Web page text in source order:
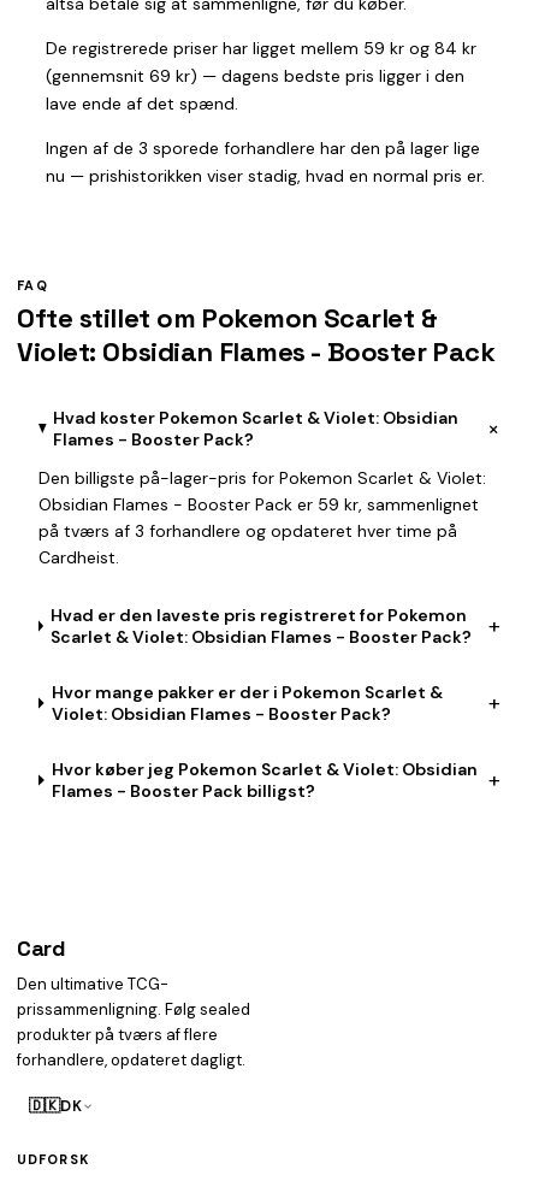
De registrerede priser har ligget mellem 59 kr og 84 kr
(gennemsnit 69 kr) — dagens bedste pris ligger i den
lave ende af det spænd.
Ingen af de 3 sporede forhandlere har den på lager lige
nu — prishistorikken viser stadig, hvad en normal pris er.
FAQ
Ofte stillet om Pokemon Scarlet &
Violet: Obsidian Flames - Booster Pack
Hvad koster Pokemon Scarlet & Violet: Obsidian
Flames - Booster Pack?
+
Den billigste på-lager-pris for Pokemon Scarlet & Violet:
Obsidian Flames - Booster Pack er 59 kr, sammenlignet
på tværs af 3 forhandlere og opdateret hver time på
Cardheist.
Hvad er den laveste pris registreret for Pokemon
Scarlet & Violet: Obsidian Flames - Booster Pack?
+
Hvor mange pakker er der i Pokemon Scarlet &
Violet: Obsidian Flames - Booster Pack?
+
Hvor køber jeg Pokemon Scarlet & Violet: Obsidian
Flames - Booster Pack billigst?
+
Card
Den ultimative TCG-
prissammenligning. Følg sealed
produkter på tværs af flere
forhandlere, opdateret dagligt.
🇩🇰DK
UDFORSK